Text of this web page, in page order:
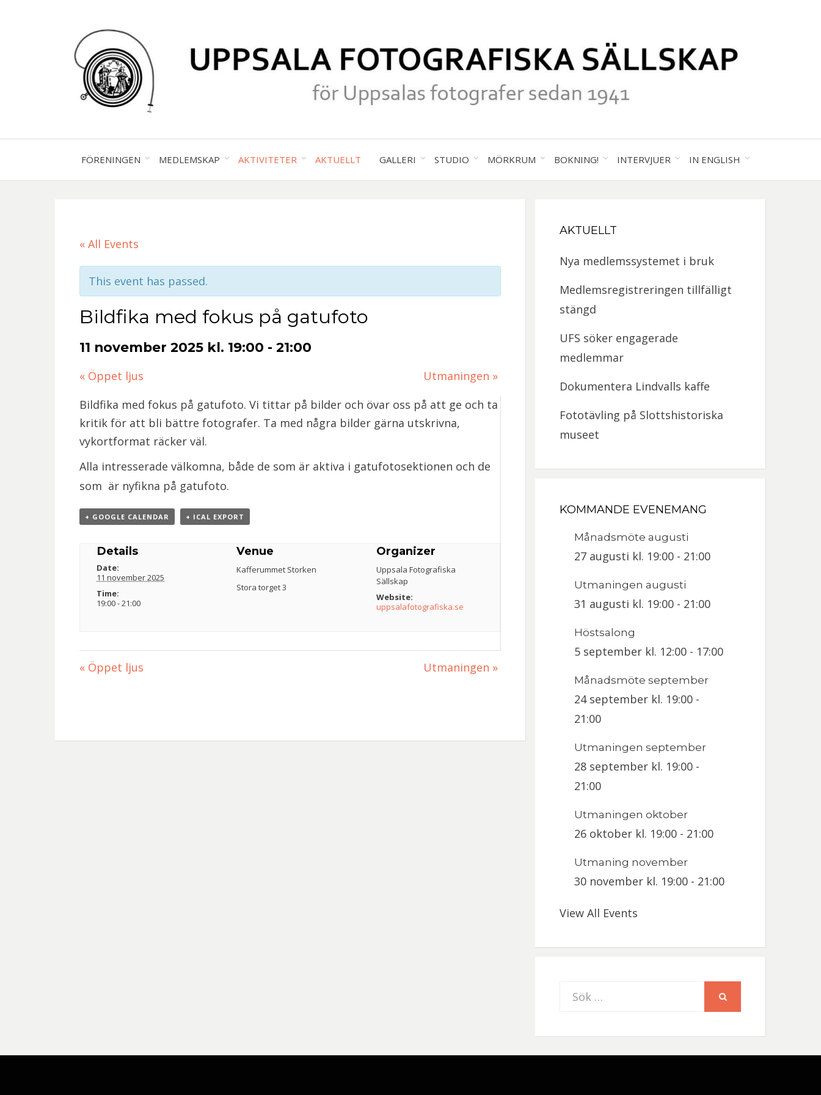
UPPSALA
FOTOGRAFISKA
SÄLLSKAP
FÖRENINGEN MEDLEMSKAP AKTIVITETER AKTUELLT GALLERI STUDIO MÖRKRUM BOKNING! INTERVJUER IN ENGLISH
« All Events
This event has passed.
Bildfika med fokus på gatufoto
11 november 2025 kl. 19:00 - 21:00
«Öppet ljus Utmaningen »
Bildfika med fokus på gatufoto. Vi tittar på bilder och övar oss på att ge och ta
kritik för att bli bättre fotografer. Ta med några bilder gärna utskrivna,
vykortformat räcker väl.
Alla intresserade välkomna, både de som är aktiva i gatufotosektionen och de
som är nyfikna på gatufoto.
+ GOOGLE CALENDAR + ICAL EXPORT
Details
Date:
11 november 2025
Time:
19:00 - 21:00
Venue
Kafferummet Storken
Stora torget 3
Organizer
Uppsala Fotografiska
Sällskap
Website:
uppsalafotografiska.se
«Öppet ljus Utmaningen »
AKTUELLT
Nya medlemssystemet i bruk
Medlemsregistreringen tillfälligt
stängd
UFS söker engagerade
medlemmar
Dokumentera Lindvalls kaffe
Fototävling på Slottshistoriska
museet
KOMMANDE EVENEMANG
Månadsmöte augusti
27 augusti kl. 19:00 - 21:00
Utmaningen augusti
31 augusti kl. 19:00 - 21:00
Höstsalong
5 september kl. 12:00 - 17:00
Månadsmöte september
24 september kl. 19:00 -
21:00
Utmaningen september
28 september kl. 19:00 -
21:00
Utmaningen oktober
26 oktober kl. 19:00 - 21:00
Utmaning november
30 november kl. 19:00 - 21:00
View All Events
Sök